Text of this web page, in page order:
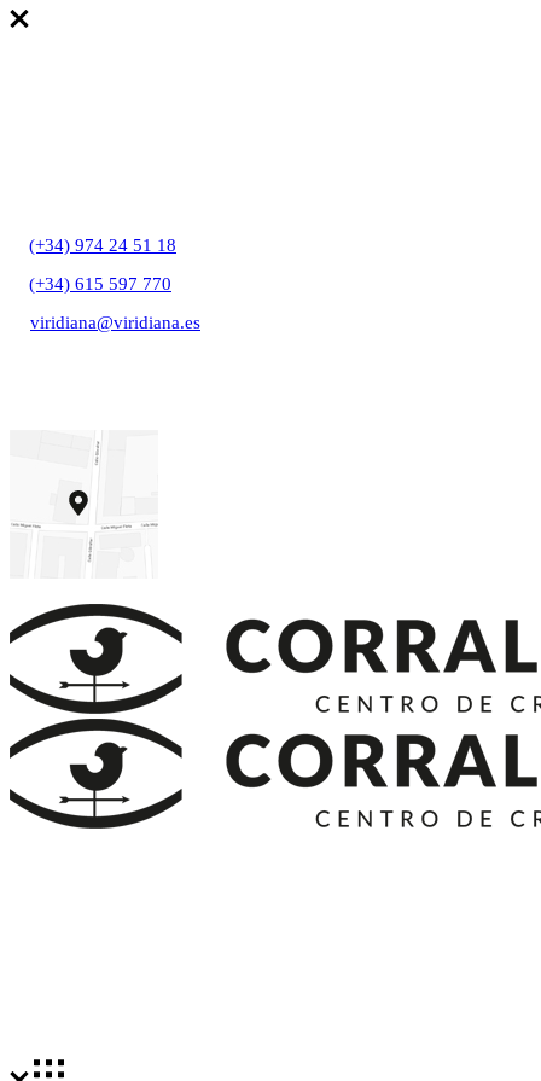
(+34) 974 24 51 18
(+34) 615 597 770
viridiana@viridiana.es